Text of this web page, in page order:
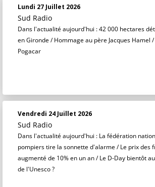
Lundi 27 Juillet 2026
Sud Radio
Dans l'actualité aujourd'hui : 42 000 hectares
en Gironde / Hommage au père Jacques Hamel
Pogacar
Vendredi 24 Juillet 2026
Sud Radio
Dans l'actualité aujourd'hui : La fédération
pompiers tire la sonnette d'alarme / Le prix des
augmenté de 10% en un an / Le D-Day bientôt
de l'Unesco ?